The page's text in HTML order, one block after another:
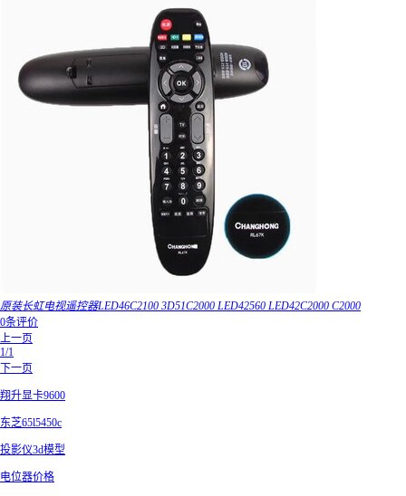
原装长虹电视遥控器LED46C2100 3D51C2000 LED42560 LED42C2000 C2000
0条评价
上一页
1/1
下一页
翔升显卡9600
东芝65l5450c
投影仪3d模型
电位器价格